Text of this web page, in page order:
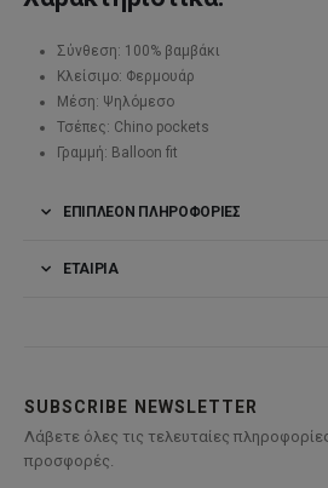
Σύνθεση: 100% βαμβάκι
Κλείσιμο: Φερμουάρ
Μέση: Ψηλόμεσο
Τσέπες: Chino pockets
Γραμμή: Balloon fit
ΕΠΙΠΛΈΟΝ ΠΛΗΡΟΦΟΡΊΕΣ
ΕΤΑΙΡΊΑ
SUBSCRIBE NEWSLETTER
Λάβετε όλες τις τελευταίες
προσφορές.